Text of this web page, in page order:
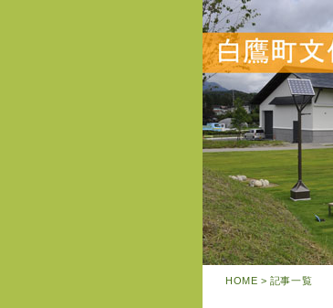
HOME > 記事一覧